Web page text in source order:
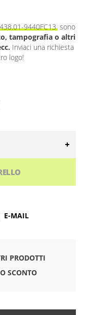
9440FC13 sono
tampografia o altri
Inviaci una richiesta
logo!
E-MAIL
PRODOTTI
SCONTO